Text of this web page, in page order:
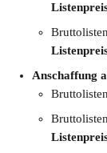
Anschaffung